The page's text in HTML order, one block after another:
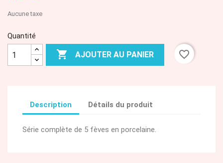
Aucune taxe
Quantité
 AJOUTER AU PANIER favorite_border
Description Détails du produit
Série complète de 5 fèves en porcelaine.